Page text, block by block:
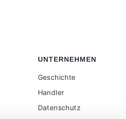
UNTERNEHMEN
Geschichte
Handler
Datenschutz